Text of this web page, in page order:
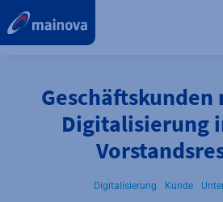
Geschäftskunden
Digitalisierung
Digitalisierung Kunde